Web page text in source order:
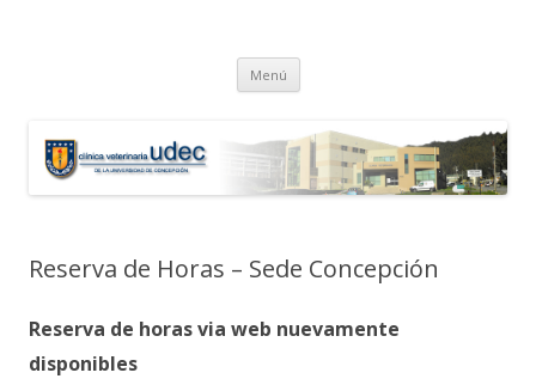
veterinaria UdeC Concepción
Menú Saltar
contenido
Reserva de Horas – Sede Concepción
Reserva de horas via web nuevamente
disponibles